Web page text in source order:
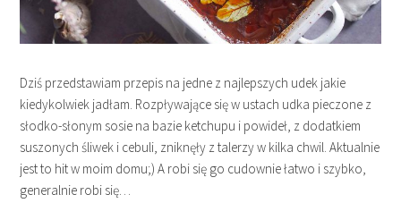
Dziś przedstawiam przepis na jedne z najlepszych udek jakie
kiedykolwiek jadłam. Rozpływające się w ustach udka pieczone z
słodko-słonym sosie na bazie ketchupu i powideł, z dodatkiem
suszonych śliwek i cebuli, zniknęły z talerzy w kilka chwil. Aktualnie
jest to hit w moim domu;) A robi się go cudownie łatwo i szybko,
generalnie robi się…